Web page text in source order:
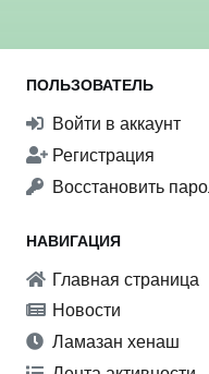
ПОЛЬЗОВАТЕЛЬ
Войти в аккаунт
Регистрация
Восстановить
НАВИГАЦИЯ
Главная страница
Новости
Ламазан хенаш